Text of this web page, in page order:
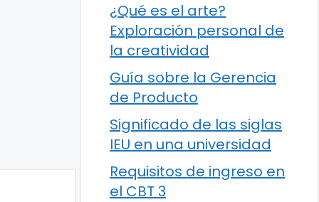
¿Qué es el arte?
Exploración personal de
la creatividad
Guía sobre la Gerencia
de Producto
Significado de las siglas
IEU en una universidad
Requisitos de ingreso en
el CBT 3